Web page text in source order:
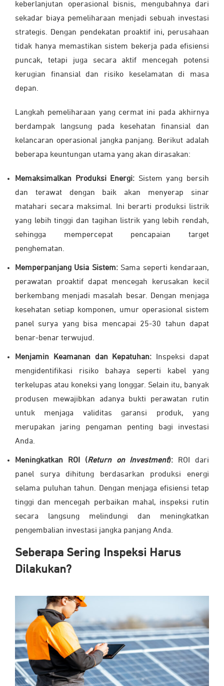
keberlanjutan operasional bisnis, mengubahnya dari
sekadar biaya pemeliharaan menjadi sebuah investasi
strategis. Dengan pendekatan proaktif ini, perusahaan
tidak hanya memastikan sistem bekerja pada efisiensi
puncak, tetapi juga secara aktif mencegah potensi
kerugian finansial dan risiko keselamatan di masa
depan.
Langkah pemeliharaan yang cermat ini pada akhirnya
berdampak langsung pada kesehatan finansial dan
kelancaran operasional jangka panjang. Berikut adalah
beberapa keuntungan utama yang akan dirasakan:
Memaksimalkan Produksi Energi: Sistem yang bersih
dan terawat dengan baik akan menyerap sinar
matahari secara maksimal. Ini berarti produksi listrik
yang lebih tinggi dan tagihan listrik yang lebih rendah,
sehingga mempercepat pencapaian target
penghematan.
Memperpanjang Usia Sistem:Sama seperti kendaraan,
perawatan proaktif dapat mencegah kerusakan kecil
berkembang menjadi masalah besar. Dengan menjaga
kesehatan setiap komponen, umur operasional sistem
panel surya yang bisa mencapai 25-30 tahun dapat
benar-benar terwujud.
Menjamin Keamanan dan Kepatuhan: Inspeksi dapat
mengidentifikasi risiko bahaya seperti kabel yang
terkelupas atau koneksi yang longgar. Selain itu, banyak
produsen mewajibkan adanya bukti perawatan rutin
untuk menjaga validitas garansi produk, yang
merupakan jaring pengaman penting bagi investasi
Anda.
Meningkatkan ROI (Return on Investment): ROI dari
panel surya dihitung berdasarkan produksi energi
selama puluhan tahun. Dengan menjaga efisiensi tetap
tinggi dan mencegah perbaikan mahal, inspeksi rutin
secara langsung melindungi dan meningkatkan
pengembalian investasi jangka panjang Anda.
Seberapa Sering Inspeksi Harus
Dilakukan?